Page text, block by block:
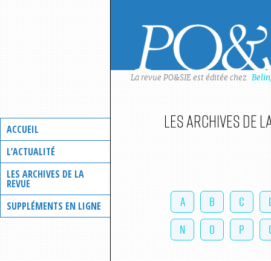
ACCUEIL
L’ACTUALITÉ
LES ARCHIVES DE LA
REVUE
SUPPLÉMENTS EN LIGNE
La revue PO&SIE est éditée chez
Les archives de
A B C
N
O P